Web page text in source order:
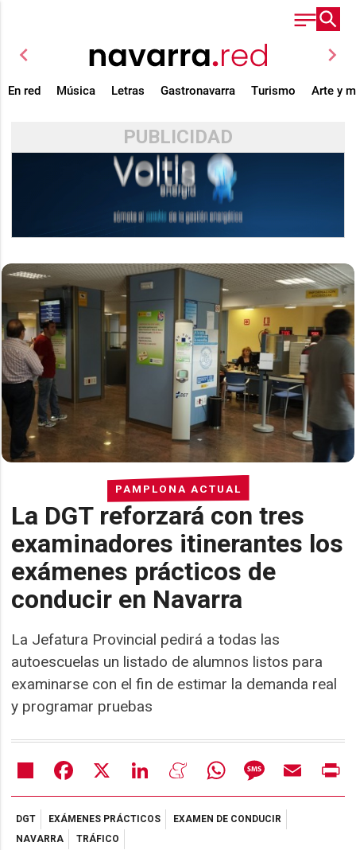
chevron_left chevron_right
En red Música Letras Gastronavarra Turismo Arte y
PUBLICIDAD
PAMPLONA ACTUAL
La DGT reforzará con tres
examinadores itinerantes los
exámenes prácticos de
conducir en Navarra
La Jefatura Provincial pedirá a todas las
autoescuelas un listado de alumnos listos para
examinarse con el fin de estimar la demanda real
y programar pruebas
Share Facebook LinkedIn MeneameWhatsAppMessageEmail
DGT EXÁMENES PRÁCTICOS
EXAMEN DE CONDUCIR
NAVARRA
TRÁFICO